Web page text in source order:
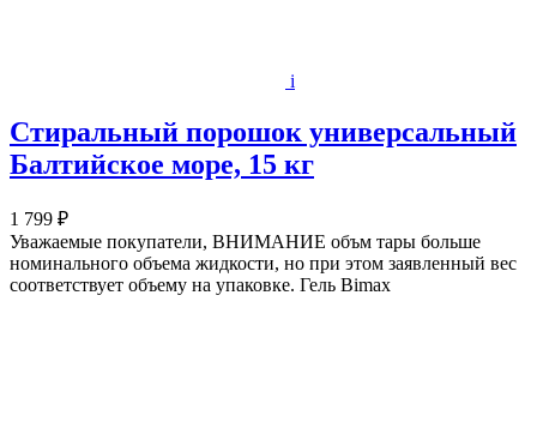
i
Стиральный порошок универсальный
Балтийское море, 15 кг
1 799 ₽
Уважаемые покупатели, ВНИМАНИЕ объм тары больше
номинального объема жидкости, но при этом заявленный вес
соответствует объему на упаковке. Гель Bimax